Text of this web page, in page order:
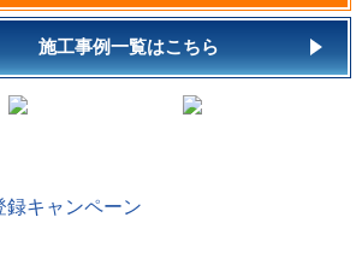
施工事例一覧はこちら